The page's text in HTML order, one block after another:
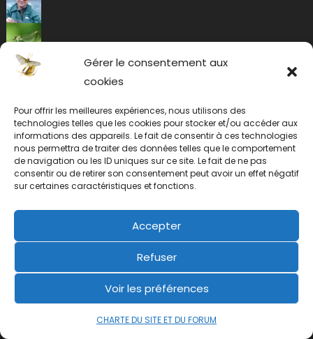
Gérer le consentement aux
cookies
Pour offrir les meilleures expériences, nous utilisons des
technologies telles que les cookies pour stocker et/ou accéder aux
informations des appareils. Le fait de consentir à ces technologies
nous permettra de traiter des données telles que le comportement
de navigation ou les ID uniques sur ce site. Le fait de ne pas
consentir ou de retirer son consentement peut avoir un effet négatif
sur certaines caractéristiques et fonctions.
Accepter
Refuser
Voir les préférences
CHARTE DU SITE ET DU FORUM